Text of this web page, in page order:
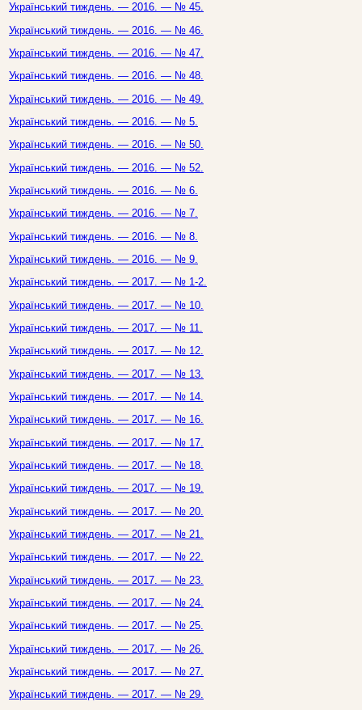
Український тиждень. — 2016. — № 45.
Український тиждень. — 2016. — № 46.
Український тиждень. — 2016. — № 47.
Український тиждень. — 2016. — № 48.
Український тиждень. — 2016. — № 49.
Український тиждень. — 2016. — № 5.
Український тиждень. — 2016. — № 50.
Український тиждень. — 2016. — № 52.
Український тиждень. — 2016. — № 6.
Український тиждень. — 2016. — № 7.
Український тиждень. — 2016. — № 8.
Український тиждень. — 2016. — № 9.
Український тиждень. — 2017. — № 1-2.
Український тиждень. — 2017. — № 10.
Український тиждень. — 2017. — № 11.
Український тиждень. — 2017. — № 12.
Український тиждень. — 2017. — № 13.
Український тиждень. — 2017. — № 14.
Український тиждень. — 2017. — № 16.
Український тиждень. — 2017. — № 17.
Український тиждень. — 2017. — № 18.
Український тиждень. — 2017. — № 19.
Український тиждень. — 2017. — № 20.
Український тиждень. — 2017. — № 21.
Український тиждень. — 2017. — № 22.
Український тиждень. — 2017. — № 23.
Український тиждень. — 2017. — № 24.
Український тиждень. — 2017. — № 25.
Український тиждень. — 2017. — № 26.
Український тиждень. — 2017. — № 27.
Український тиждень. — 2017. — № 29.